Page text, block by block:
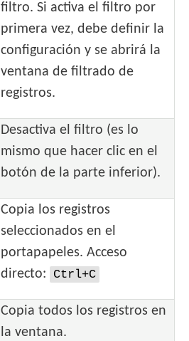
filtro. Si activa el filtro por
primera vez, debe definir la
configuración y se abrirá la
ventana de filtrado de
registros.
Desactiva el filtro (es lo
mismo que hacer clic en el
botón de la parte inferior).
Copia los registros
seleccionados en el
portapapeles. Acceso
directo:
Ctrl+C
Copia todos los registros en
la ventana.